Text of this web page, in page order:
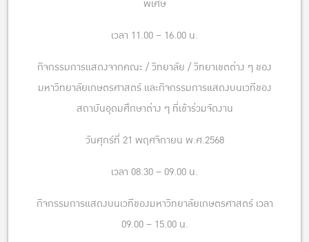
พิเศษ
เวลา 11.00 – 16.00 น.
กิจกรรมการแสดงจากคณะ / วิทยาลัย / วิทยาเขตต่าง ๆ ของ
มหาวิทยาลัยเกษตรศาสตร์ และกิจกรรมการแสดงบนเวทีของ
สถาบันอุดมศึกษาต่าง ๆ ที่เข้าร่วมจัดงาน
วันศุกร์ที่ 21 พฤศจิกายน พ.ศ.2568
เวลา 08.30 – 09.00 น.
กิจกรรมการแสดงบนเวทีของมหาวิทยาลัยเกษตรศาสตร์ เวลา
09.00 – 15.00 น.